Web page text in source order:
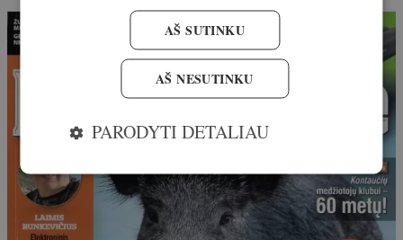
AŠ SUTINKU
AŠ NESUTINKU
PARODYTI DETALIAU